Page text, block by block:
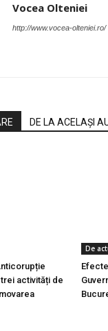
Vocea Olteniei
http://www.vocea-olteniei.ro/
DE LA ACELAȘI
activități de
De